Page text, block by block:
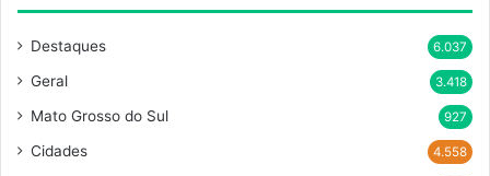
Destaques 6.037
Geral 3.418
Mato Grosso do Sul 927
Cidades 4.558